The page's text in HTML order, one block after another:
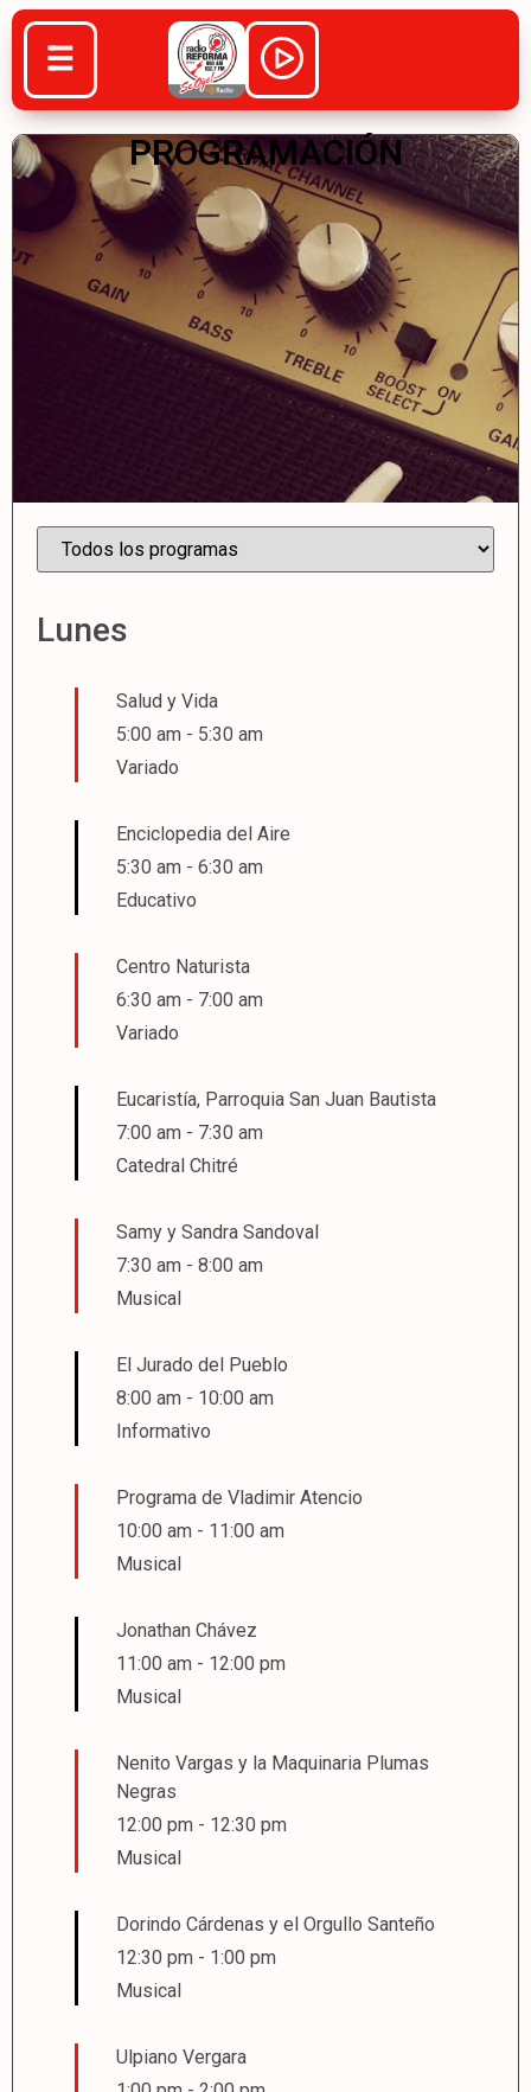
PROGRAMACIÓN
Lunes
Salud y Vida
5:00 am - 5:30 am
Variado
Enciclopedia del Aire
5:30 am - 6:30 am
Educativo
Centro Naturista
6:30 am - 7:00 am
Variado
Eucaristía, Parroquia San Juan Bautista
7:00 am - 7:30 am
Catedral Chitré
Samy y Sandra Sandoval
7:30 am - 8:00 am
Musical
El Jurado del Pueblo
8:00 am - 10:00 am
Informativo
Programa de Vladimir Atencio
10:00 am - 11:00 am
Musical
Jonathan Chávez
11:00 am - 12:00 pm
Musical
Nenito Vargas y la Maquinaria Plumas
Negras
12:00 pm - 12:30 pm
Musical
Dorindo Cárdenas y el Orgullo Santeño
12:30 pm - 1:00 pm
Musical
Ulpiano Vergara